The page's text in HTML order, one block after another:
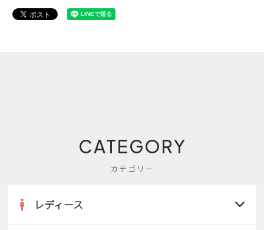
CATEGORY
カテゴリー
レディース